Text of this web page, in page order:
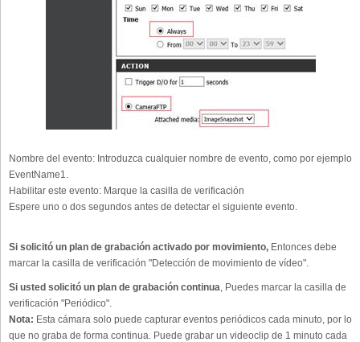
Nombre del evento: Introduzca cualquier nombre de evento, como por ejemplo
EventName1.
Habilitar este evento: Marque la casilla de verificación
Espere uno o dos segundos antes de detectar el siguiente evento.
Si solicitó un plan de grabación activado por movimiento, Entonces debe
marcar la casilla de verificación "Detección de movimiento de vídeo".
Si usted solicitó un plan de grabación continua, Puedes marcar la casilla de
verificación "Periódico".
Nota: Esta cámara solo puede capturar eventos periódicos cada minuto, por lo
que no graba de forma continua. Puede grabar un videoclip de 1 minuto cada